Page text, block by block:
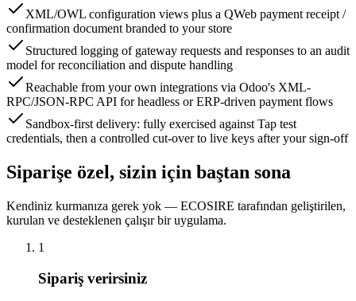
XML/OWL configuration views plus a QWeb payment receipt /
confirmation document branded to your store
Structured logging of gateway requests and responses to an audit
model for reconciliation and dispute handling
Reachable from your own integrations via Odoo's XML-
RPC/JSON-RPC API for headless or ERP-driven payment flows
Sandbox-first delivery: fully exercised against Tap test
credentials, then a controlled cut-over to live keys after your sign-off
Siparişe özel, sizin için baştan sona
Kendiniz kurmanıza gerek yok — ECOSIRE tarafından geliştirilen,
kurulan ve desteklenen çalışır bir uygulama.
1
Sipariş verirsiniz